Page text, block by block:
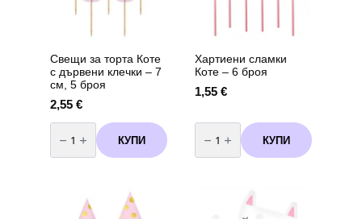
Свещи за торта Коте
с дървени клечки – 7
см, 5 броя
2,55 €
количество
за
Свещи
за
дървени
клечки
КУПИ
Хартиени сламки
Коте – 6 броя
1,55 €
количество
за
Хартиени
сламки
КУПИ